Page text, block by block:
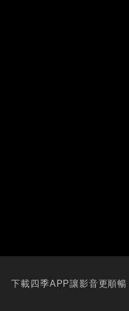
下載四季APP讓影音更順暢